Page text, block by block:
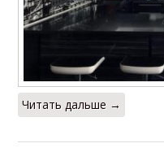
Читать дальше →